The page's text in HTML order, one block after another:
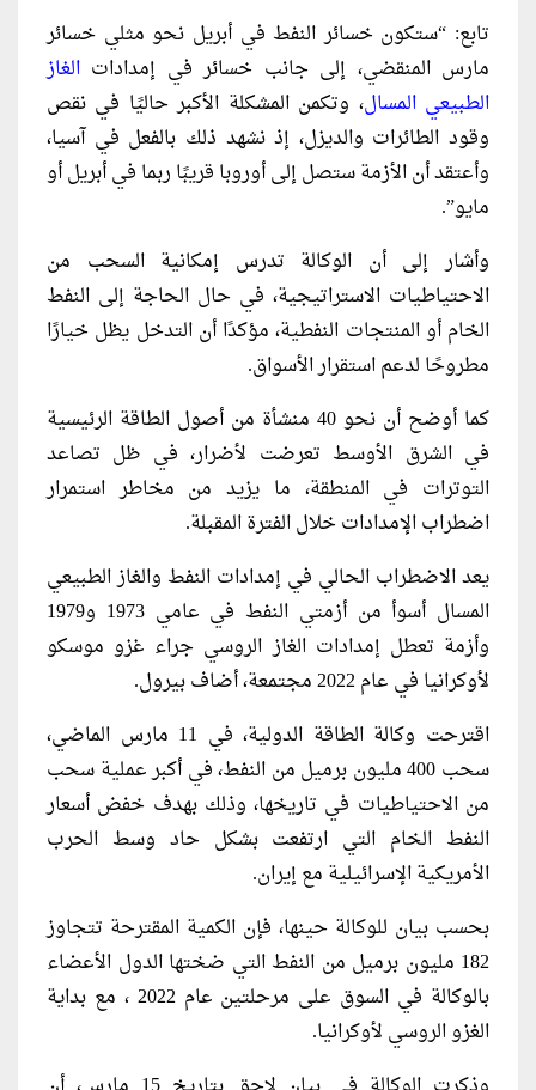
تابع: “ستكون خسائر النفط في أبريل نحو مثلي خسائر
مارس المنقضي، إلى جانب خسائر في إمدادات الغاز
الطبيعي المسال، وتكمن المشكلة الأكبر حاليًا في نقص
وقود الطائرات والديزل، إذ نشهد ذلك بالفعل في آسيا،
وأعتقد أن الأزمة ستصل إلى أوروبا قريبًا ربما في أبريل أو
مايو”.
وأشار إلى أن الوكالة تدرس إمكانية السحب من
الاحتياطيات الاستراتيجية، في حال الحاجة إلى النفط
الخام أو المنتجات النفطية، مؤكدًا أن التدخل يظل خيارًا
مطروحًا لدعم استقرار الأسواق.
كما أوضح أن نحو 40 منشأة من أصول الطاقة الرئيسية
في الشرق الأوسط تعرضت لأضرار، في ظل تصاعد
التوترات في المنطقة، ما يزيد من مخاطر استمرار
اضطراب الإمدادات خلال الفترة المقبلة.
يعد الاضطراب الحالي في إمدادات النفط والغاز الطبيعي
المسال أسوأ من أزمتي النفط ⁠في عامي 1973 و1979
وأزمة تعطل إمدادات الغاز الروسي جراء غزو موسكو
لأوكرانيا في عام 2022 مجتمعة، أضاف بيرول.
اقترحت وكالة الطاقة الدولية، في 11 مارس الماضي،
سحب 400 ‌مليون برميل من النفط، في أكبر عملية سحب
من الاحتياطيات في تاريخها، وذلك بهدف ⁠خفض أسعار
النفط الخام التي ارتفعت بشكل حاد وسط الحرب
الأمريكية الإسرائيلية مع إيران.
بحسب بيان للوكالة حينها، فإن الكمية المقترحة تتجاوز
182 مليون برميل من ‌النفط ⁠التي ضختها الدول الأعضاء
بالوكالة في السوق على مرحلتين عام 2022 ، مع بداية
الغزو الروسي لأوكرانيا.